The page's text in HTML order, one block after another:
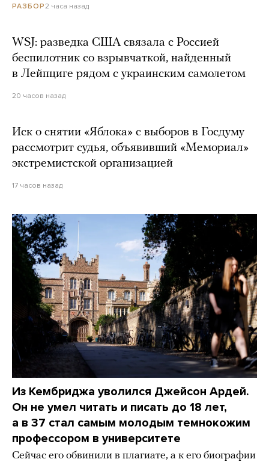
РАЗБОР2 часа назад
WSJ: разведка США связала с Россией
беспилотник со взрывчаткой, найденный
в Лейпциге рядом с украинским самолетом
20 часов назад
Иск о снятии «Яблока» с выборов в Госдуму
рассмотрит судья, объявивший «Мемориал»
экстремистской организацией
17 часов назад
Из Кембриджа уволился Джейсон Ардей.
Он не умел читать и писать до 18 лет,
а в 37 стал самым молодым темнокожим
профессором в университете
Сейчас его обвинили в плагиате, а к его биографии